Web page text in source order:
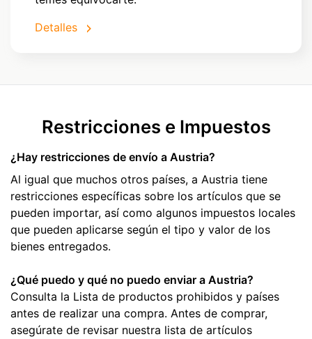
Detalles
Restricciones e Impuestos
¿Hay restricciones de envío a Austria?
Al igual que muchos otros países, a Austria tiene
restricciones específicas sobre los artículos que se
pueden importar, así como algunos impuestos locales
que pueden aplicarse según el tipo y valor de los
bienes entregados.
¿Qué puedo y qué no puedo enviar a Austria?
Consulta la Lista de productos prohibidos y países
antes de realizar una compra. Antes de comprar,
asegúrate de revisar nuestra lista de artículos